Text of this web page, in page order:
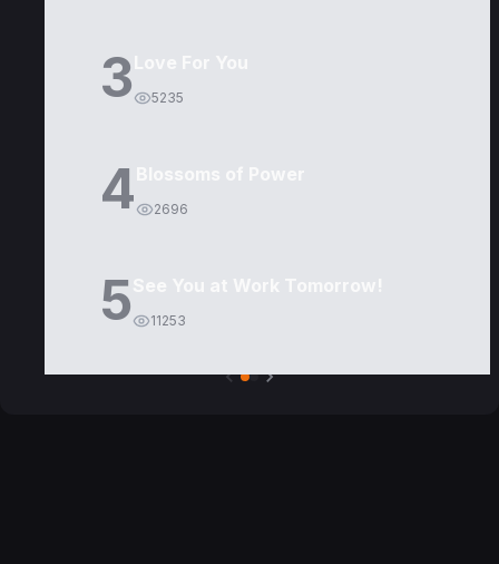
3 5235
4 2696
5 11253